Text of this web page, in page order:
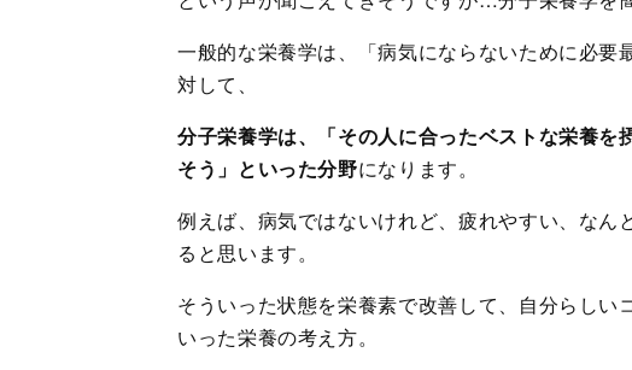
一般的な栄養学は、「病気にならないために必要
対して、
分子栄養学は、「その人に合ったベストな栄養を
そう」といった分野になります。
例えば、病気ではないけれど、疲れやすい、な
ると思います。
そういった状態を栄養素で改善して、自分らしい
いった栄養の考え方。